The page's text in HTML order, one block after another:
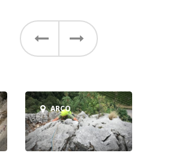
VorherWeiter
ARCO